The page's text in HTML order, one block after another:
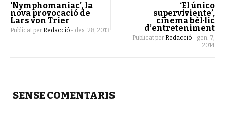
‘Nymphomaniac’, la
nova provocació de
Lars von Trier
Publicat per Redacció - des. 28, 2013
‘El único
superviviente’,
cinema bèl·lic
d’entreteniment
Publicat per Redacció - gen. 7,
2014
SENSE COMENTARIS